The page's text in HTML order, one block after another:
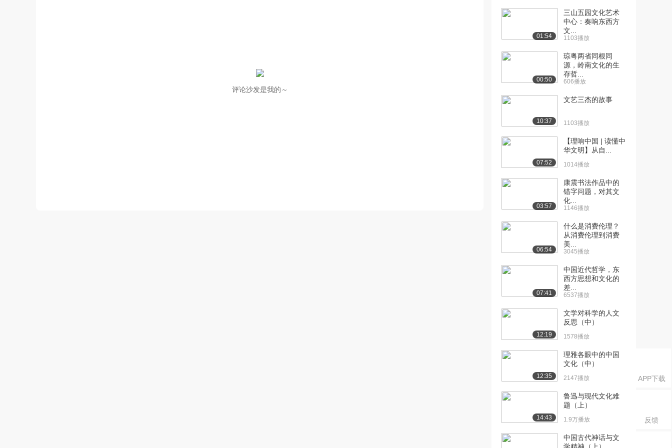
APP下载
反馈
评论沙发是我的～
[10] 5.2.1 明清文化的发展
15:03
[11] 5.2.1 明清文化的发展
15:14
[12] 5.2.1 明清文化的发展
15:03
[13] 5.2.2 明清文化的发展
——进步...
15:03
[14] 5.2.2 明清文化的发展
——进步...
——进步...
[16] 5.2.3 明清文化的发展
——群星...
[17] 5.2.3 明清文化的发展
——群星...
1498播放
[18] 5.2.3 明清文化的发展
1691播放
[19] 5.3.1 皇权强化与近代
1427播放
[20] 5.3.1 皇权强化与近代
922播放
01:54
三山五园文化艺术
中心：奏响东西方
文...
1103播放
00:50
琼粤两省同根同
源，岭南文化的生
存哲...
606播放
10:37
文艺三杰的故事
1103播放
07:52
【理响中国 | 读懂中
华文明】从自...
1014播放
03:57
康震书法作品中的
错字问题，对其文
化...
1146播放
06:54
什么是消费伦理？
从消费伦理到消费
美...
3045播放
07:41
中国近代哲学，东
西方思想和文化的
差...
6537播放
12:19
文学对科学的人文
反思（中）
1578播放
12:35
理雅各眼中的中国
文化（中）
2147播放
14:43
鲁迅与现代文化难
题（上）
1.9万播放
中国古代神话与文